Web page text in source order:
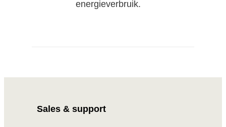
energieverbruik.
Sales & support